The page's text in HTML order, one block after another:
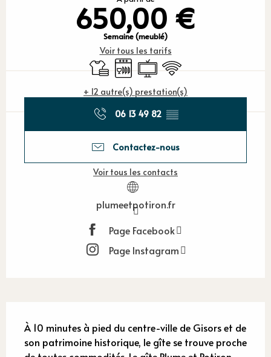
650,00 €
Semaine (meublé)
Voir tous les tarifs
Draps et linge
Lave vaisselle
Télévision
WiFi
+ 12 autre(s) prestation(s)
06 13 49 82 ▒▒
Contactez-nous
Voir tous les contacts
plumeetpotiron.fr
Page Facebook
Page Instagram
À 10 minutes à pied du centre-ville de Gisors et de
son patrimoine historique, le gîte se trouve proche